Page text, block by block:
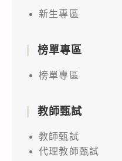
新生專區
榜單專區
榜單專區
教師甄試
教師甄試
代理教師甄試